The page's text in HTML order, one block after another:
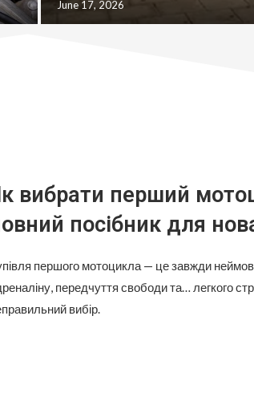
вибрати перший
посібник для
першого мотоцикла — це завжди
передчуття свободи та… легкого
вибір.